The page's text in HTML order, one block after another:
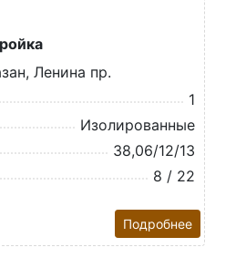
Ленина пр.
1
Изолированные
38,06/12/13
8 / 22
Подробнее